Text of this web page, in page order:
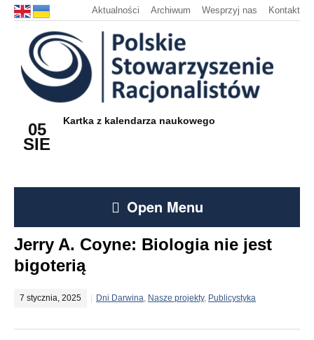
Aktualności Archiwum Wesprzyj nas Kontakt
05
SIE
Kartka z kalendarza naukowego
Open Menu
Jerry A. Coyne: Biologia nie jest
bigoterią
7 stycznia, 2025 Dni Darwina, Nasze projekty, Publicystyka